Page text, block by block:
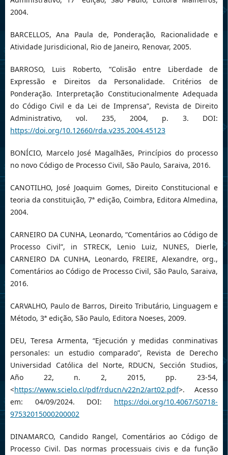
2004.
BARCELLOS, Ana Paula de, Ponderação, Racionalidade e
Atividade Jurisdicional, Rio de Janeiro, Renovar, 2005.
BARROSO, Luis Roberto, “Colisão entre Liberdade de
Expressão e Direitos da Personalidade. Critérios de
Ponderação. Interpretação Constitucionalmente Adequada
do Código Civil e da Lei de Imprensa”, Revista de Direito
Administrativo, vol. 235, 2004, p. 3. DOI:
https://doi.org/10.12660/rda.v235.2004.45123
BONÍCIO, Marcelo José Magalhães, Princípios do processo
no novo Código de Processo Civil, São Paulo, Saraiva, 2016.
CANOTILHO, José Joaquim Gomes, Direito Constitucional e
teoria da constituição, 7ª edição, Coimbra, Editora Almedina,
2004.
CARNEIRO DA CUNHA, Leonardo, “Comentários ao Código de
Processo Civil”, in STRECK, Lenio Luiz, NUNES, Dierle,
CARNEIRO DA CUNHA, Leonardo, FREIRE, Alexandre, org.,
Comentários ao Código de Processo Civil, São Paulo, Saraiva,
2016.
CARVALHO, Paulo de Barros, Direito Tributário, Linguagem e
Método, 3ª edição, São Paulo, Editora Noeses, 2009.
DEU, Teresa Armenta, “Ejecución y medidas conminativas
personales: un estudio comparado”, Revista de Derecho
Universidad Católica del Norte, RDUCN, Sección Studios,
Año 22, n. 2, 2015, pp. 23-54,
<https://www.scielo.cl/pdf/rducn/v22n2/art02.pdf>. Acesso
em: 04/09/2024. DOI: https://doi.org/10.4067/S0718-
97532015000200002
DINAMARCO, Candido Rangel, Comentários ao Código de
Processo Civil. Das normas processuais civis e da função